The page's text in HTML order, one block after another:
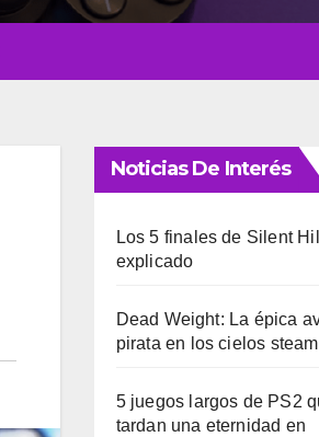
Noticias De Interés
Los 5 finales de Silent
explicado
Dead Weight: La épica
pirata en los cielos
5 juegos largos de PS2
tardan una eternidad en